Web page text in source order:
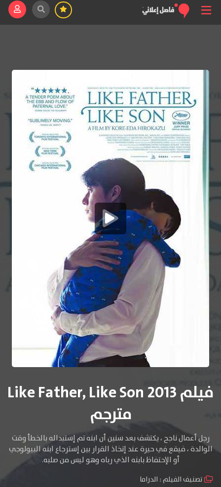
فيلم Like Father, Like Son 2013
مترجم
رجل أعمال ناجح ، يكتشف بعد سنين أن ابنه تم إستبداله بالخطأ وقت
الوالدة ، فيقع في حيرة عند إتخاذ القرار بين إسترجاع ابنه البيولوجي
أو الإحتفاظ بابنه الذي رباه وهو ليس من صلبه.
تصنيف الفيلم : الدراما